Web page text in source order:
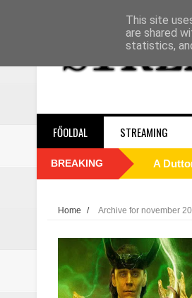
FŐOLDAL STREAMING
BREAKING A
Egy
Home / Archive for november
This site
are shared
statistics,